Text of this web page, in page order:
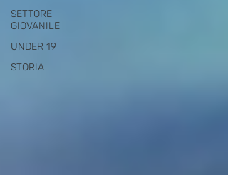
SETTORE
GIOVANILE
UNDER 19
STORIA